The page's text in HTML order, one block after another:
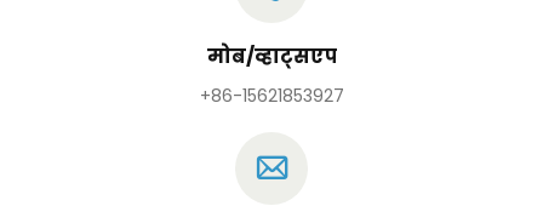
मोब/व्हाट्सएप
+86-15621853927